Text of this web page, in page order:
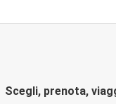
Scegli, prenota,